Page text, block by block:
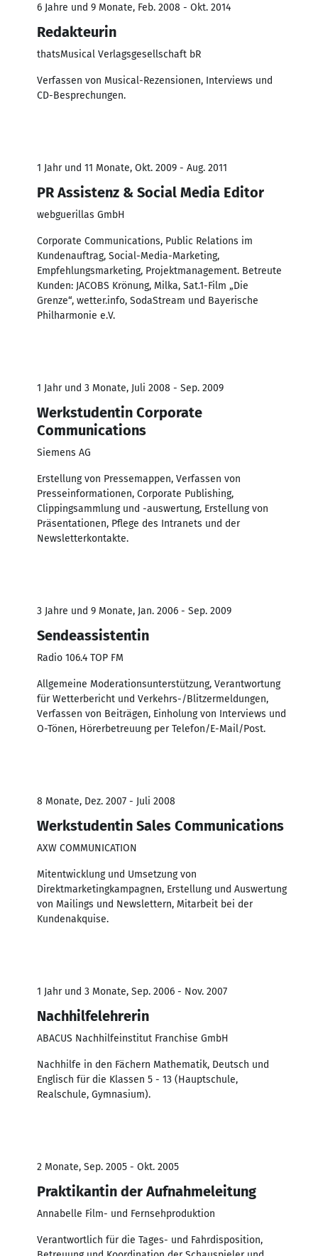
6 Jahre und 9 Monate, Feb. 2008 - Okt. 2014
Redakteurin
thatsMusical Verlagsgesellschaft bR
Verfassen von Musical-Rezensionen, Interviews und
CD-Besprechungen.
1 Jahr und 11 Monate, Okt. 2009 - Aug. 2011
PR Assistenz & Social Media Editor
webguerillas GmbH
Corporate Communications, Public Relations im
Kundenauftrag, Social-Media-Marketing,
Empfehlungsmarketing, Projektmanagement. Betreute
Kunden: JACOBS Krönung, Milka, Sat.1-Film „Die
Grenze“, wetter.info, SodaStream und Bayerische
Philharmonie e.V.
1 Jahr und 3 Monate, Juli 2008 - Sep. 2009
Werkstudentin Corporate
Communications
Siemens AG
Erstellung von Pressemappen, Verfassen von
Presseinformationen, Corporate Publishing,
Clippingsammlung und -auswertung, Erstellung von
Präsentationen, Pflege des Intranets und der
Newsletterkontakte.
3 Jahre und 9 Monate, Jan. 2006 - Sep. 2009
Sendeassistentin
Radio 106.4 TOP FM
Allgemeine Moderationsunterstützung, Verantwortung
für Wetterbericht und Verkehrs-/Blitzermeldungen,
Verfassen von Beiträgen, Einholung von Interviews und
O-Tönen, Hörerbetreuung per Telefon/E-Mail/Post.
8 Monate, Dez. 2007 - Juli 2008
Werkstudentin Sales Communications
AXW COMMUNICATION
Mitentwicklung und Umsetzung von
Direktmarketingkampagnen, Erstellung und Auswertung
von Mailings und Newslettern, Mitarbeit bei der
Kundenakquise.
1 Jahr und 3 Monate, Sep. 2006 - Nov. 2007
Nachhilfelehrerin
ABACUS Nachhilfeinstitut Franchise GmbH
Nachhilfe in den Fächern Mathematik, Deutsch und
Englisch für die Klassen 5 - 13 (Hauptschule,
Realschule, Gymnasium).
2 Monate, Sep. 2005 - Okt. 2005
Praktikantin der Aufnahmeleitung
Annabelle Film- und Fernsehproduktion
Verantwortlich für die Tages- und Fahrdisposition,